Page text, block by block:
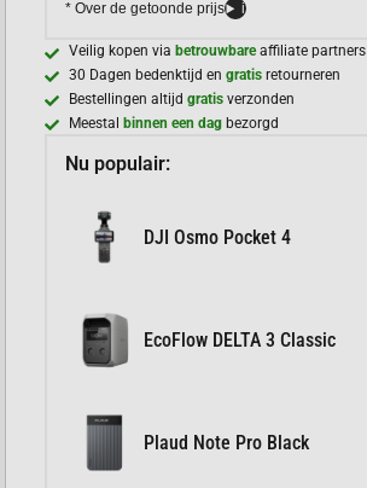
* Over de getoonde prijs i
Veilig kopen via betrouwbareaffiliate partners
30 Dagen bedenktijd engratis retourneren
Bestellingen altijdgratisverzonden
Meestal
binnen een dag bezorgd
Nu populair:
DJI Osmo Pocket 4
EcoFlow DELTA 3 Classic
Plaud Note Pro Black